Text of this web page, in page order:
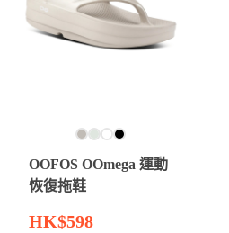
OOFOS OOmega 運動
恢復拖鞋
HK$598